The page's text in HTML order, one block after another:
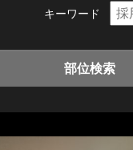
キーワード
部位検索